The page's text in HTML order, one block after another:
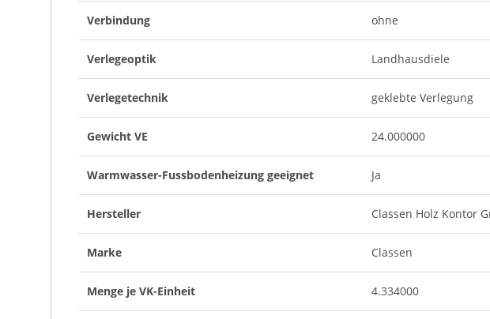
Verbindung ohne
Verlegeoptik Landhausdiele
Verlegetechnik geklebte Verlegung
Gewicht VE 24.000000
Warmwasser-Fussbodenheizung geeignet Ja
Hersteller Classen Holz Kontor
Marke Classen
Menge je VK-Einheit 4.334000